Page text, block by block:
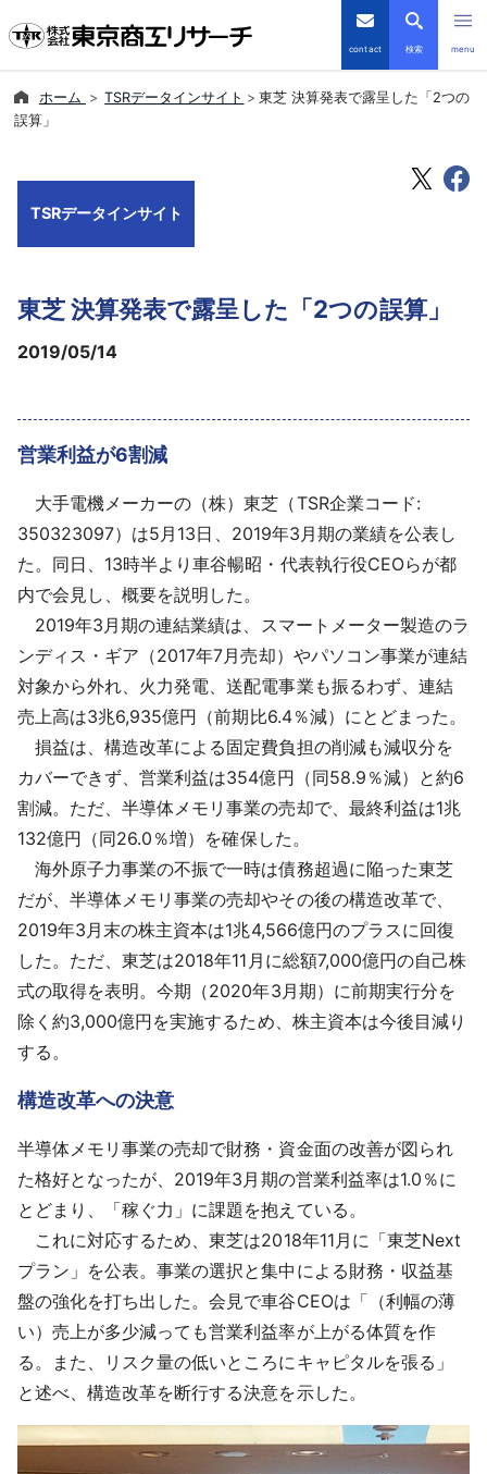
contact 検索 menu
導入事例
採用情報
よくあるご質問
English
ホーム TSRデータインサイト
東芝 決算発表で露呈した「2つの
誤算」
TSRデータインサイト
東芝 決算発表で露呈した「2つの誤算」
2019/05/14
営業利益が6割減
大手電機メーカーの（株）東芝（TSR企業コード:
350323097）は5月13日、2019年3月期の業績を公表し
た。同日、13時半より車谷暢昭・代表執行役CEOらが都
内で会見し、概要を説明した。
2019年3月期の連結業績は、スマートメーター製造のラ
ンディス・ギア（2017年7月売却）やパソコン事業が連結
対象から外れ、火力発電、送配電事業も振るわず、連結
売上高は3兆6,935億円（前期比6.4％減）にとどまった。
損益は、構造改革による固定費負担の削減も減収分を
カバーできず、営業利益は354億円（同58.9％減）と約6
割減。ただ、半導体メモリ事業の売却で、最終利益は1兆
132億円（同26.0％増）を確保した。
海外原子力事業の不振で一時は債務超過に陥った東芝
だが、半導体メモリ事業の売却やその後の構造改革で、
2019年3月末の株主資本は1兆4,566億円のプラスに回復
した。ただ、東芝は2018年11月に総額7,000億円の自己株
式の取得を表明。今期（2020年3月期）に前期実行分を
除く約3,000億円を実施するため、株主資本は今後目減り
する。
構造改革への決意
半導体メモリ事業の売却で財務・資金面の改善が図られ
た格好となったが、2019年3月期の営業利益率は1.0％に
とどまり、「稼ぐ力」に課題を抱えている。
これに対応するため、東芝は2018年11月に「東芝Next
プラン」を公表。事業の選択と集中による財務・収益基
盤の強化を打ち出した。会見で車谷CEOは「（利幅の薄
い）売上が多少減っても営業利益率が上がる体質を作
る。また、リスク量の低いところにキャピタルを張る」
と述べ、構造改革を断行する決意を示した。